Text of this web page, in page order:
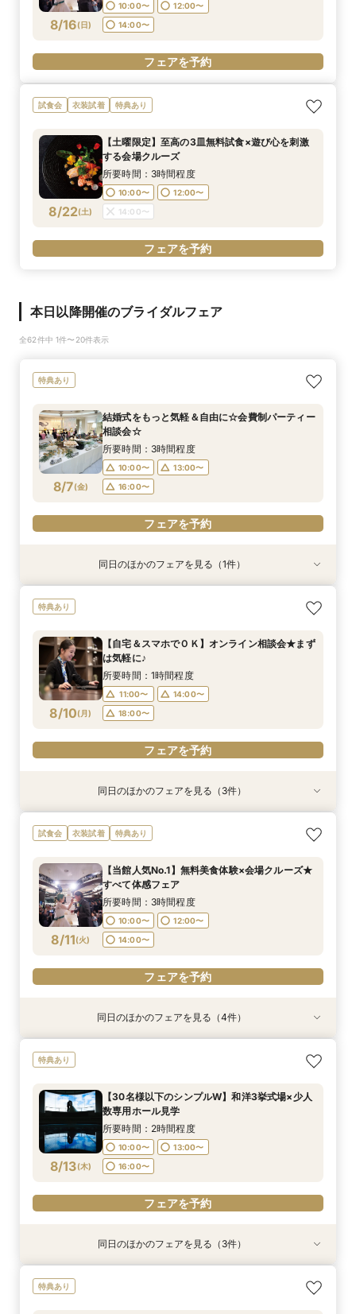
8/16(日)
10:00〜
12:00〜
14:00〜
フェアを予約
試食会 衣装試着 特典あり
8/22(土)
【土曜限定】至高の3皿無料試食×遊び心を刺激
する会場クルーズ
所要時間：3時間程度
10:00〜
12:00〜
14:00〜
フェアを予約
本日以降開催のブライダルフェア
全62件中 1件〜20件表示
特典あり
8/7(金)
結婚式をもっと気軽＆自由に☆会費制パーティー
相談会☆
所要時間：3時間程度
10:00〜
13:00〜
16:00〜
フェアを予約
8/7(金 )
【自宅＆スマホでＯＫ】オンライン相談会★まず
11:00〜
18:00〜
フェアを予約
同日のほかのフェアを見る（1件）
特典あり
8/10(月)
【自宅＆スマホでＯＫ】オンライン相談会★まず
は気軽に♪
所要時間：1時間程度
11:00〜
14:00〜
18:00〜
フェアを予約
8/10(月)
【30名様以下のシンプルW】和洋3挙式場×少人
数専用ホール見学
10:00〜
13:00〜
16:00〜
フェアを予約
8/10(月)
結婚式をもっと気軽＆自由に☆会費制パーティー
相談会☆
10:00〜
13:00〜
16:00〜
フェアを予約
特典あり
8/10(月)
【初見学歓迎】何も決まっていなくてOK！ゼロ
から始める結婚式相談会
10:00〜
13:00〜
16:00〜
フェアを予約
同日のほかのフェアを見る（3件）
試食会 衣装試着 特典あり
8/11(火)
【当館人気No.1】無料美食体験×会場クルーズ★
すべて体感フェア
所要時間：3時間程度
10:00〜
12:00〜
14:00〜
フェアを予約
8/11(火)
【30名様以下のシンプルW】和洋3挙式場×少人
10:00〜
13:00〜
16:00〜
フェアを予約
8/11(火)
【自宅＆スマホでＯＫ】オンライン相談会★まず
11:00〜
14:00〜
18:00〜
フェアを予約
8/11(火)
結婚式をもっと気軽＆自由に☆会費制パーティー
10:00〜
13:00〜
16:00〜
フェアを予約
特典あり
8/11(火)
【初見学歓迎】何も決まっていなくてOK！ゼロ
10:00〜
13:00〜
16:00〜
フェアを予約
同日のほかのフェアを見る（4件）
特典あり
8/13(木)
【30名様以下のシンプルW】和洋3挙式場×少人
数専用ホール見学
所要時間：2時間程度
10:00〜
13:00〜
16:00〜
フェアを予約
【自宅＆スマホでＯＫ】オンライン相談会★まず
結婚式をもっと気軽＆自由に☆会費制パーティー
特典あり
【初見学歓迎】何も決まっていなくてOK！ゼロ
同日のほかのフェアを見る（3件）
特典あり